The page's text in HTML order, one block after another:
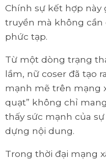
Chính sự kết hợp này
truyền mà không cần
phức tạp.
Từ một dòng trạng
lầm, nữ coser đã tạo
mạnh mẽ trên mạng
quạt” không chỉ
thấy sức mạnh của
dựng nội dung.
Trong thời đại mạng